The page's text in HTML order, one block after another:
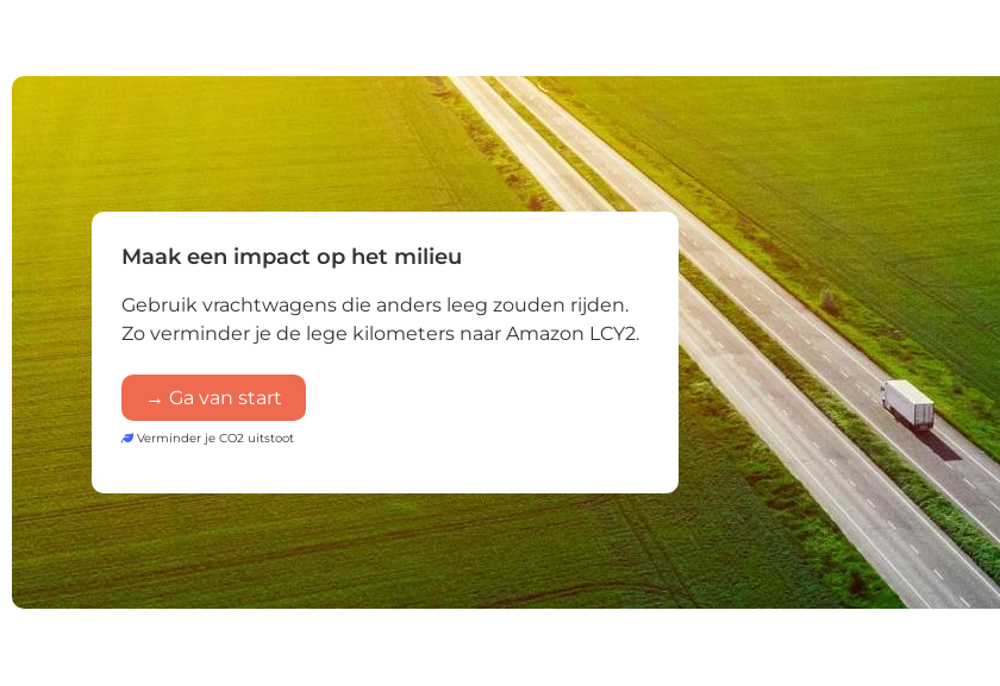
Maak een impact op het milieu
Gebruik vrachtwagens die anders leeg zouden rijden.
Zo verminder je de lege kilometers naar Amazon LCY2.
→ Ga van start
Verminder je CO2 uitstoot